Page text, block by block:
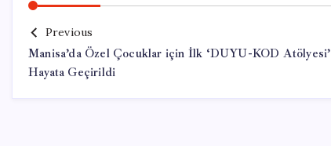
Previous
Manisa’da Özel Çocuklar için İlk ‘DUYU-KOD Atölyesi’
Hayata Geçirildi